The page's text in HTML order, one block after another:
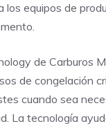
los equipos de
de Carburos
de congelación
cuando sea
La tecnología